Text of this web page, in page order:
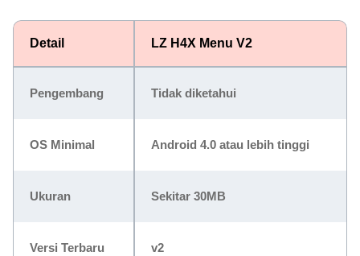
Detail LZ H4X Menu V2
Pengembang Tidak diketahui
OS Minimal Android 4.0 atau lebih tinggi
Ukuran Sekitar 30MB
Versi Terbaru v2